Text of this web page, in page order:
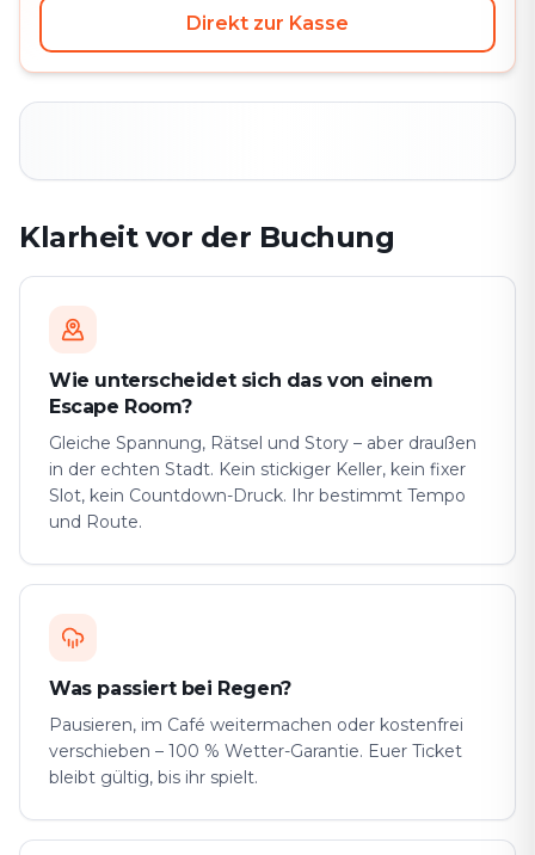
Direkt zur Kasse
Klarheit vor der Buchung
Wie unterscheidet sich das von einem
Escape Room?
Gleiche Spannung, Rätsel und Story – aber draußen
in der echten Stadt. Kein stickiger Keller, kein fixer
Slot, kein Countdown-Druck. Ihr bestimmt Tempo
und Route.
Was passiert bei Regen?
Pausieren, im Café weitermachen oder kostenfrei
verschieben – 100 % Wetter-Garantie. Euer Ticket
bleibt gültig, bis ihr spielt.